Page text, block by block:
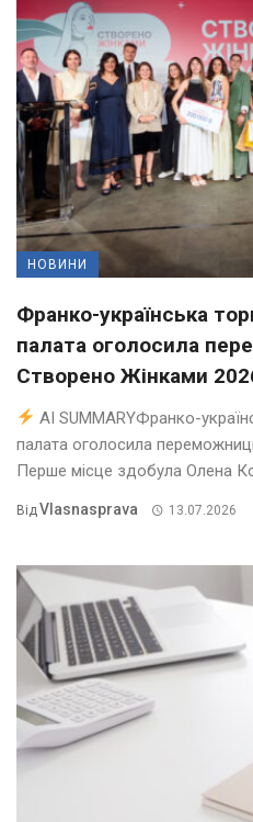
НОВИНИ
Франко-українська
палата оголосила
Створено Жінками
AI SUMMARYФранко-
палата оголосила
Перше місце здобула Олена
ВідVlasnasprava 13.07.2026